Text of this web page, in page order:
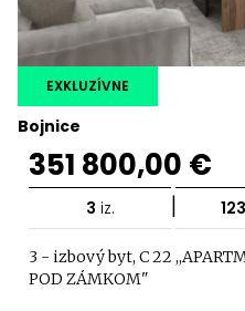
Bojnice
EXKLUZÍVNE
351 800,00 €
3 iz. | 123
3 - izbový byt, C 22
POD ZÁMKOM"